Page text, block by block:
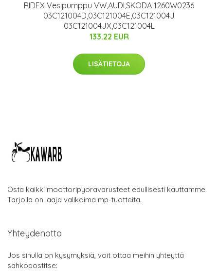
RIDEX Vesipumppu VW,AUDI,SKODA 1260W0236
03C121004D,03C121004E,03C121004J
03C121004JX,03C121004L
133.22 EUR
LISÄTIETOJA
Osta kaikki moottoripyörävarusteet edullisesti kauttamme.
Tarjolla on laaja valikoima mp-tuotteita.
Yhteydenotto
Jos sinulla on kysymyksiä, voit ottaa meihin yhteyttä
sähköpostitse: